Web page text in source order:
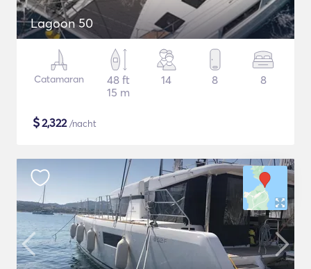
Lagoon 50
Catamaran
48 ft
15 m
14 8 8
$2,322/nacht